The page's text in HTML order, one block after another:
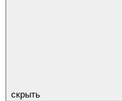
скрыть